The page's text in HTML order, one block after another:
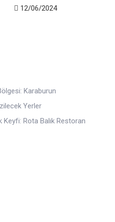
12/06/2024
Karaburun
Yerler
Keyfi: Rota Balık Restoran